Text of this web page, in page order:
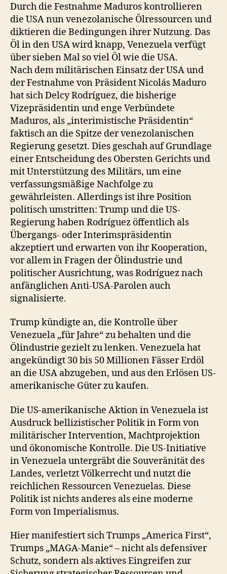
Durch die Festnahme Maduros kontrollieren
die USA nun venezolanische Ölressourcen und
diktieren die Bedingungen ihrer Nutzung. Das
Öl in den USA wird knapp, Venezuela verfügt
über sieben Mal so viel Öl wie die USA.
Nach dem militärischen Einsatz der USA und
der Festnahme von Präsident Nicolás Maduro
hat sich Delcy Rodríguez, die bisherige
Vizepräsidentin und enge Verbündete
Maduros, als „interimistische Präsidentin“
faktisch an die Spitze der venezolanischen
Regierung gesetzt. Dies geschah auf Grundlage
einer Entscheidung des Obersten Gerichts und
mit Unterstützung des Militärs, um eine
verfassungsmäßige Nachfolge zu
gewährleisten. Allerdings ist ihre Position
politisch umstritten: Trump und die US-
Regierung haben Rodríguez öffentlich als
Übergangs- oder Interimspräsidentin
akzeptiert und erwarten von ihr Kooperation,
vor allem in Fragen der Ölindustrie und
politischer Ausrichtung, was Rodríguez nach
anfänglichen Anti-USA-Parolen auch
signalisierte.
Trump kündigte an, die Kontrolle über
Venezuela „für Jahre“ zu behalten und die
Ölindustrie gezielt zu lenken. Venezuela hat
angekündigt 30 bis 50 Millionen Fässer Erdöl
an die USA abzugeben, und aus den Erlösen US-
amerikanische Güter zu kaufen.
Die US-amerikanische Aktion in Venezuela ist
Ausdruck bellizistischer Politik in Form von
militärischer Intervention, Machtprojektion
und ökonomische Kontrolle. Die US-Initiative
in Venezuela untergräbt die Souveränität des
Landes, verletzt Völkerrecht und nutzt die
reichlichen Ressourcen Venezuelas. Diese
Politik ist nichts anderes als eine moderne
Form von Imperialismus.
Hier manifestiert sich Trumps „America First“,
Trumps „MAGA-Manie“ – nicht als defensiver
Schutz, sondern als aktives Eingreifen zur